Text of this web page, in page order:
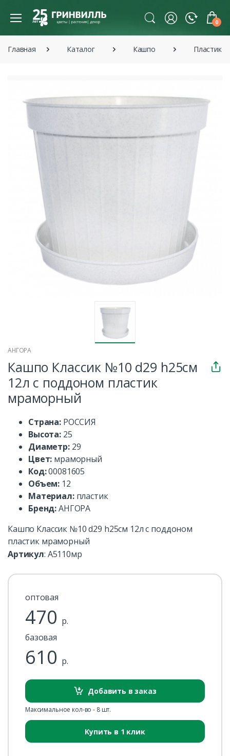
0
Главная Каталог Кашпо
АНГОРА
Кашпо Классик №10 d29 h25см
12л с поддоном пластик
мраморный
Страна: РОССИЯ
Высота: 25
Диаметр: 29
Цвет: мраморный
Код:00081605
Объем: 12
Материал: пластик
Бренд:АНГОРА
Кашпо Классик №10 d29 h25см 12л с поддоном
пластик мраморный
Артикул: А5110мр
оптовая
470 р.
базовая
610 р.
Добавить в заказ
Максимальное кол-во - 8 шт.
Купить в 1 клик